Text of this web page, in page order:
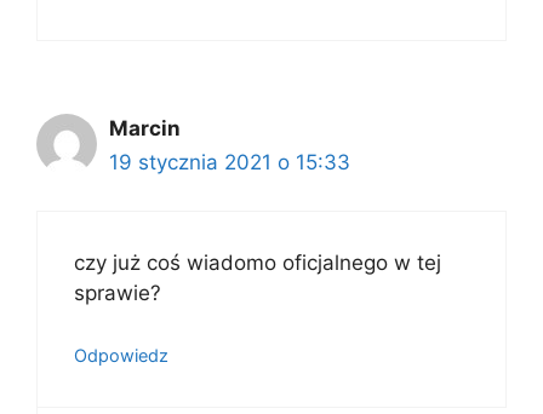
Marcin
19 stycznia 2021 o 15:33
czy już coś wiadomo oficjalnego w tej
sprawie?
Odpowiedz